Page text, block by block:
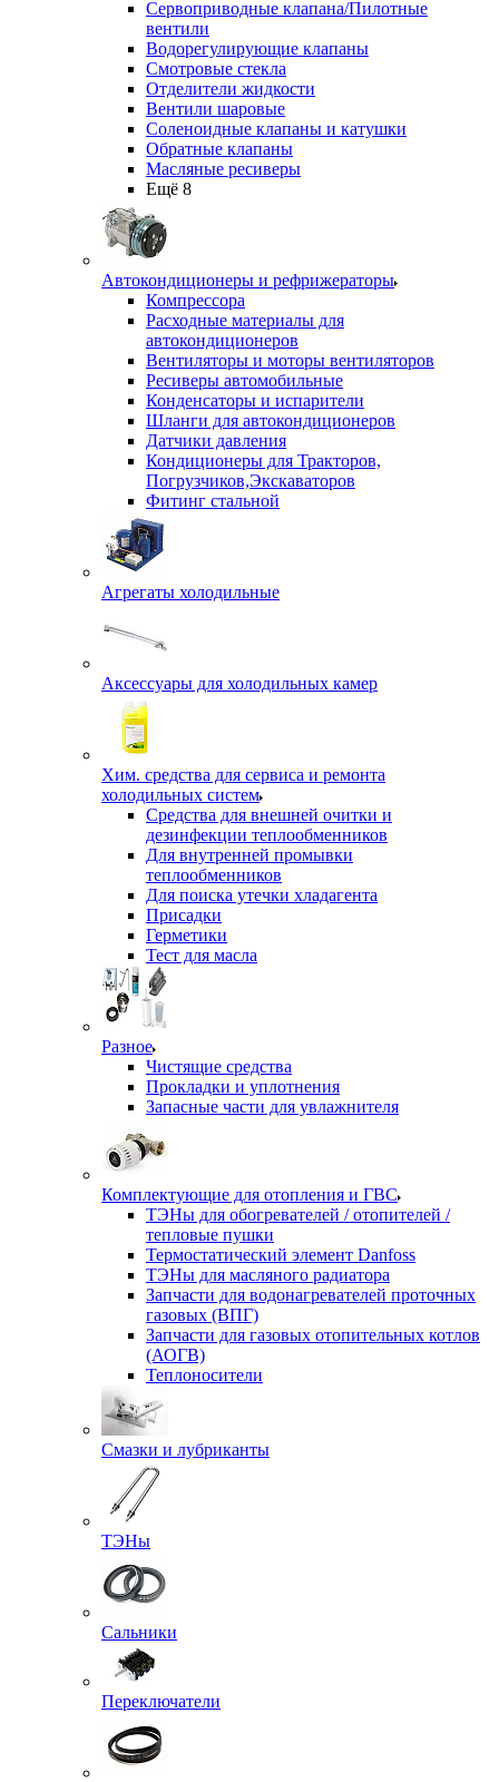
Сервоприводные клапана/Пилотные
вентили
Водорегулирующие клапаны
Смотровые стекла
Отделители жидкости
Вентили шаровые
Соленоидные клапаны и катушки
Обратные клапаны
Масляные ресиверы
Ещё 8
Автокондиционеры и рефрижераторы
Компрессора
Расходные материалы для
автокондиционеров
Вентиляторы и моторы вентиляторов
Ресиверы автомобильные
Конденсаторы и испарители
Шланги для автокондиционеров
Датчики давления
Кондиционеры для Тракторов,
Погрузчиков,Экскаваторов
Фитинг стальной
Агрегаты холодильные
Аксессуары для холодильных камер
Хим. средства для сервиса и ремонта
холодильных систем
Средства для внешней очитки и
дезинфекции теплообменников
Для внутренней промывки
теплообменников
Для поиска утечки хладагента
Присадки
Герметики
Тест для масла
Разное
Чистящие средства
Прокладки и уплотнения
Запасные части для увлажнителя
Комплектующие для отопления и ГВС
ТЭНы для обогревателей / отопителей /
тепловые пушки
Термостатический элемент Danfoss
ТЭНы для масляного радиатора
Запчасти для водонагревателей проточных
газовых (ВПГ)
Запчасти для газовых отопительных котлов
(АОГВ)
Теплоносители
Смазки и лубриканты
ТЭНы
Сальники
Переключатели